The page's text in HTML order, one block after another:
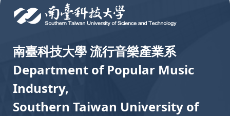
南臺科技大學 流行音樂產業系
Department of Popular Music
Industry,
Southern Taiwan University of